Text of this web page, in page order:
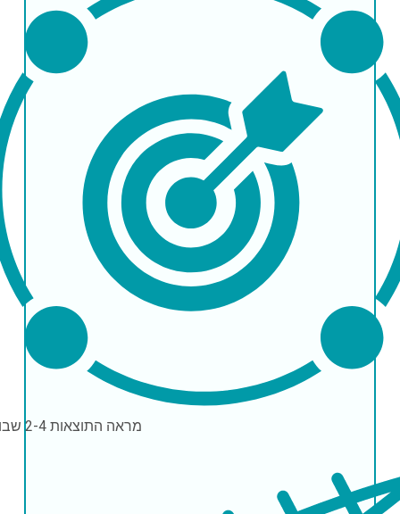
מראה התוצאות 2-4 שבועות